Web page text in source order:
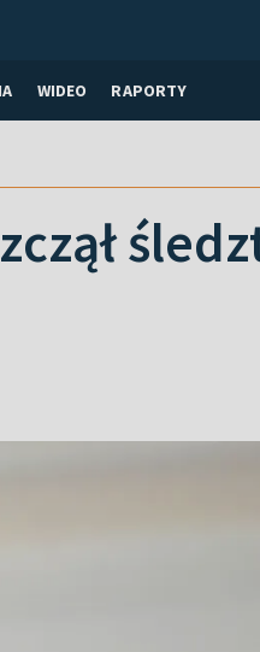
WIDEO RAPORTY